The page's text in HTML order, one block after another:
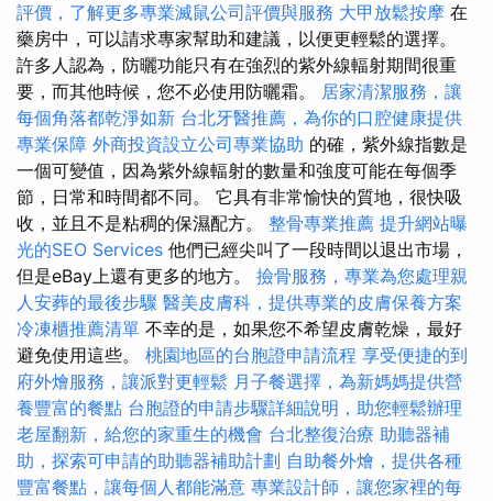
評價，了解更多專業滅鼠公司評價與服務 大甲放鬆按摩 在
藥房中，可以請求專家幫助和建議，以便更輕鬆的選擇。
許多人認為，防曬功能只有在強烈的紫外線輻射期間很重
要，而其他時候，您不必使用防曬霜。 居家清潔服務，讓
每個角落都乾淨如新 台北牙醫推薦，為你的口腔健康提供
專業保障 外商投資設立公司專業協助 的確，紫外線指數是
一個可變值，因為紫外線輻射的數量和強度可能在每個季
節，日常和時間都不同。 它具有非常愉快的質地，很快吸
收，並且不是粘稠的保濕配方。 整骨專業推薦 提升網站曝
光的SEO Services 他們已經尖叫了一段時間以退出市場，
但是eBay上還有更多的地方。 撿骨服務，專業為您處理親
人安葬的最後步驟 醫美皮膚科，提供專業的皮膚保養方案
冷凍櫃推薦清單 不幸的是，如果您不希望皮膚乾燥，最好
避免使用這些。 桃園地區的台胞證申請流程 享受便捷的到
府外燴服務，讓派對更輕鬆 月子餐選擇，為新媽媽提供營
養豐富的餐點 台胞證的申請步驟詳細說明，助您輕鬆辦理
老屋翻新，給您的家重生的機會 台北整復治療 助聽器補
助，探索可申請的助聽器補助計劃 自助餐外燴，提供各種
豐富餐點，讓每個人都能滿意 專業設計師，讓您家裡的每